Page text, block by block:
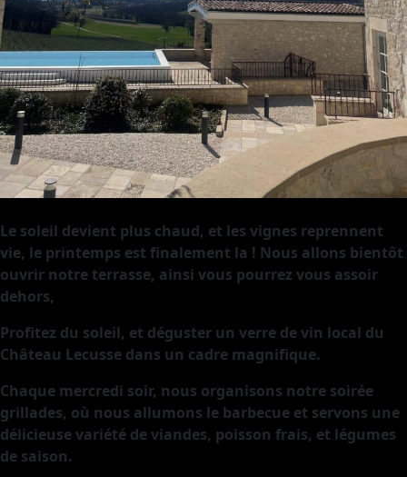
Le soleil devient plus chaud, et les vignes reprennent
vie, le printemps est finalement la ! Nous allons bientôt
ouvrir notre terrasse, ainsi vous pourrez vous assoir
dehors,
Profitez du soleil, et déguster un verre de vin local du
Château Lecusse dans un cadre magnifique.
Chaque mercredi soir, nous organisons notre soirée
grillades, où nous allumons le barbecue et servons une
délicieuse variété de viandes, poisson frais, et légumes
de saison.